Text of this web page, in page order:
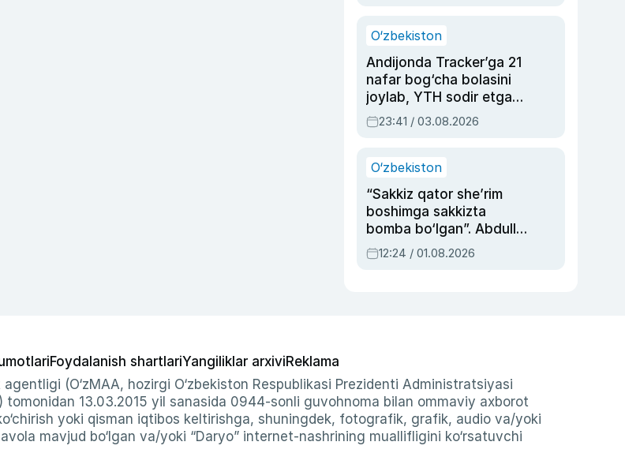
O‘zbekiston
Andijonda Tracker’ga 21
nafar bog‘cha bolasini
joylab, YTH sodir etgan
ayolga sud hukmi o‘qildi
23:41 / 03.08.2026
O‘zbekiston
“Sakkiz qator she’rim
boshimga sakkizta
bomba bo‘lgan”. Abdulla
Oripovni siyosiy
ayblovlardan asrab
12:24 / 01.08.2026
Foydalanish shartlariYangiliklar arxiviReklama
(O‘zMAA, hozirgi O‘zbekiston Respublikasi Prezidenti Administratsiyasi
13.03.2015 yil sanasida 0944-sonli guvohnoma bilan ommaviy axborot
yoki qisman iqtibos keltirishga, shuningdek, fotografik, grafik, audio va/yoki
mavjud bo‘lgan va/yoki “Daryo” internet-nashrining muallifligini ko‘rsatuvchi